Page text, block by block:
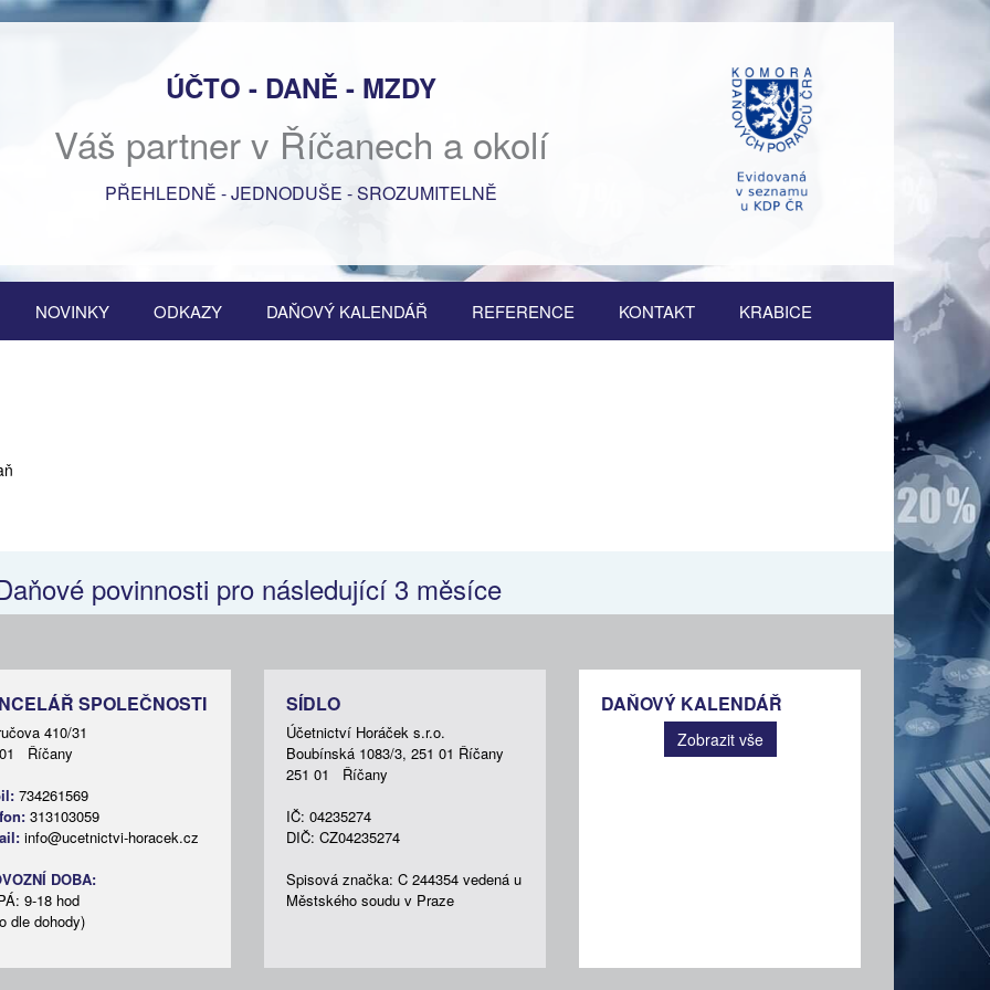
ÚČTO - DANĚ - MZDY
Váš partner v Říčanech a okolí
PŘEHLEDNĚ - JEDNODUŠE - SROZUMITELNĚ
NOVINKY ODKAZY DAŇOVÝ KALENDÁŘ REFERENCE KONTAKT KRABICE
povinnosti pro následující 3 měsíce
SPOLEČNOSTI
410/31
Říčany
734261569
313103059
info@ucetnictvi-horacek.cz
DOBA:
9-18 hod
dle dohody)
SÍDLO
Účetnictví Horáček s.r.o.
Boubínská 1083/3, 251 01 Říčany
251 01 Říčany
IČ: 04235274
DIČ: CZ04235274
Spisová značka: C 244354 vedená u
Městského soudu v Praze
DAŇOVÝ KALENDÁŘ
Zobrazit vše